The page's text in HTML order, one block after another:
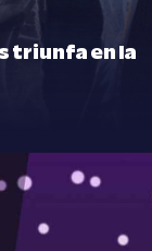
triunfa en la